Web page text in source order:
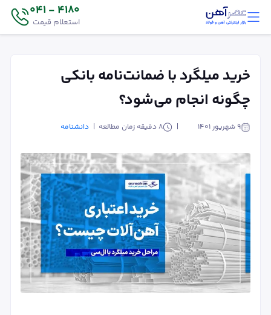
4180 - 041
استعلام قیمت
خرید میلگرد با ضمانت‌نامه بانکی
چگونه انجام می‌شود؟
۹ شهریور ۱۴۰۱ 8دقیقه زمان مطالعه دانشنامه